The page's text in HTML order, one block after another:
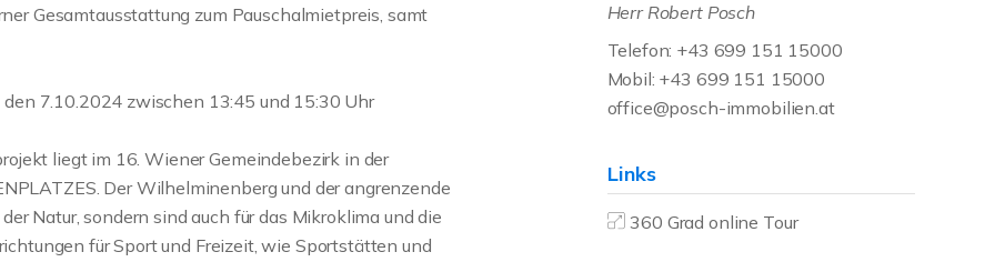
Gesamtausstattung zum Pauschalmietpreis, samt
7.10.2024 zwischen 13:45 und 15:30 Uhr
liegt im 16. Wiener Gemeindebezirk in der
Der Wilhelminenberg und der angrenzende
Natur, sondern sind auch für das Mikroklima und die
für Sport und Freizeit, wie Sportstätten und
Herr Robert Posch
Telefon: +43 699 151 15000
Mobil: +43 699 151 15000
office@posch-immobilien.at
Links
360 Grad online Tour